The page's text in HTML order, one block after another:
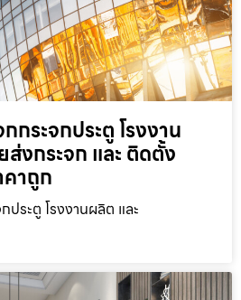
กระจกประตู โรงงาน
งกระจก และ ติดตั้ง
าถูก
ประตู โรงงานผลิต และ